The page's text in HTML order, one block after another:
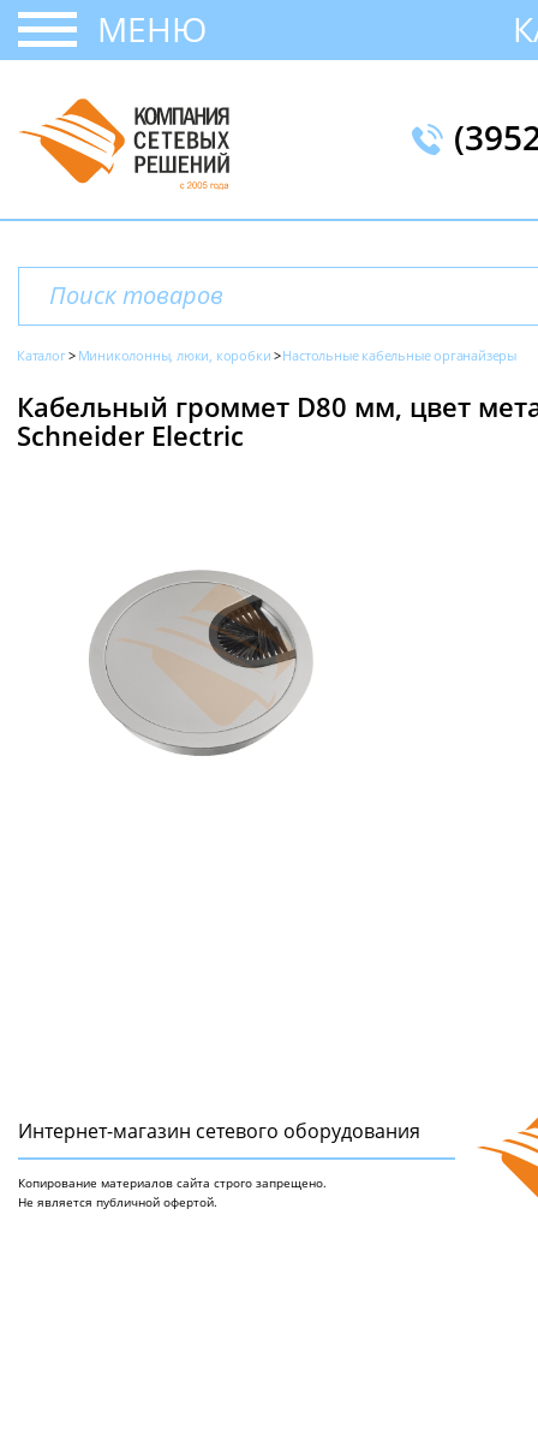
МЕНЮ
Каталог Миниколонны, люки, коробки Настольные кабельные органайзеры
Кабельный громмет D80 мм, цвет
Schneider Electric
Интернет-магазин сетeвого оборудования
Копирование материалов сайта строго запрещено.
Не является публичной офертой.